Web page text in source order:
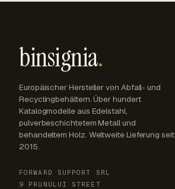
binsignia.
Europäischer Hersteller von Abfall- und
Recyclingbehältern. Über hundert
Katalogmodelle aus Edelstahl,
pulverbeschichtetem Metall und
behandeltem Holz. Weltweite Lieferung seit
2015.
FORWARD SUPPORT SRL
9 PRUNULUI STREET